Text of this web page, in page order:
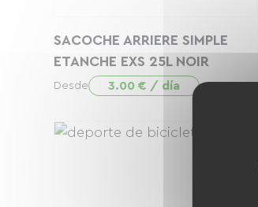
SACOCHE ARRIERE SIMPLE
ETANCHE EXS 25L NOIR
Desde 3.00 € / día